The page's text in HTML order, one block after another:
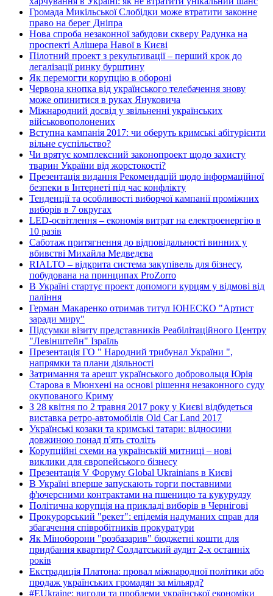
Громада Микільської Слобідки може втратити законне
право на берег Дніпра
Нова спроба незаконної забудови скверу Радунка на
проспекті Алішера Навої в Києві
Пілотний проект з рекультивації – перший крок до
легалізації ринку бурштину
Як перемогти корупцію в обороні
Червона кнопка від українського телебачення знову
може опинитися в руках Януковича
Міжнародний досвід у звільненні українських
військовополонених
Вступна кампанія 2017: чи оберуть кримські абітурієнти
вільне суспільство?
Чи врятує комплексний законопроект щодо захисту
тварин України від жорстокості?
Презентація видання Рекомендацій щодо інформаційної
безпеки в Інтернеті під час конфлікту
Тенденції та особливості виборчої кампанії проміжних
виборів в 7 округах
LED-освітлення – економія витрат на електроенергію в
10 разів
Саботаж притягнення до відповідальності винних у
вбивстві Михайла Медведєва
RIALTO – відкрита система закупівель для бізнесу,
побудована на принципах ProZorro
В Україні стартує проект допомоги курцям у відмові від
паління
Герман Макаренко отримав титул ЮНЕСКО "Артист
заради миру"
Підсумки візиту представників Реабілітаційного Центру
"Левінштейн" Ізраїль
Презентація ГО " Народний трибунал України ",
напрямки та плани діяльності
Затримання та арешт українського добровольця Юрія
Старова в Мюнхені на основі рішення незаконного суду
окупованого Криму
З 28 квітня по 2 травня 2017 року у Києві відбудеться
виставка ретро-автомобілів Old Car Land 2017
Українські козаки та кримські татари: відносини
довжиною понад п'ять століть
Корупційні схеми на українській митниці – нові
виклики для європейського бізнесу
Презентація V Форуму Global Ukrainians в Києві
В Україні вперше запускають торги поставними
ф'ючерсними контрактами на пшеницю та кукурудзу
Політична корупція на прикладі виборів в Чернігові
Прокурорський "рекет": епідемія надуманих справ для
збагачення співробітників прокуратури
Як Міноборони "розбазарив" бюджетні кошти для
придбання квартир? Солдатський аудит 2-х останніх
років
Екстрадиція Платона: провал міжнародної політики або
продаж українських громадян за мільярд?
#EUkraine: вигоди та проблеми української економіки